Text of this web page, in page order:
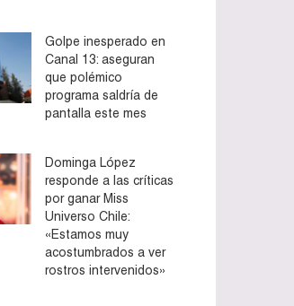
Golpe inesperado en
Canal 13: aseguran
que polémico
programa saldría de
pantalla este mes
Dominga López
responde a las críticas
por ganar Miss
Universo Chile:
«Estamos muy
acostumbrados a ver
rostros intervenidos»